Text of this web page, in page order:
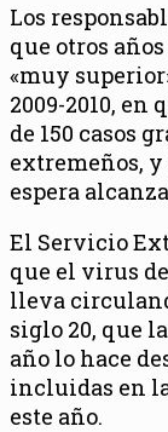
Los
que otros
«muy
2009-2010,
de 150 casos
extremeños, y
espera
El Servicio
que el virus
lleva
siglo 20, que
año lo hace
incluidas en
este año.